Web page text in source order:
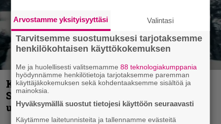
Kunnianosoitus hyiselle Pohjolalle –
Shining hyppäsi keskelle kinoksia
uudella videollaan
Arvostamme yksityisyyttäsi Valintasi
Tarvitsemme suostumuksesi tarjotaksemme
henkilökohtaisen käyttökokemuksen
Me ja huolellisesti valitsemamme88 teknologiakumppania
hyödynnämme henkilötietoja tarjotaksemme paremman
käyttäjäkokemuksen sekä kohdentaaksemme sisältöä ja
mainoksia.
Hyväksymällä suostut tietojesi käyttöön seuraavasti
Käytämme laitetunnisteita ja tallennamme evästeitä